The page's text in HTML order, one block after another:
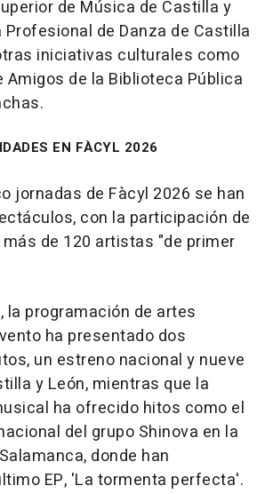
de Música de Castilla y
Profesional de Danza de Castilla
iniciativas culturales como
Amigos de la Biblioteca Pública
EN FÀCYL 2026
jornadas de Fàcyl 2026 se han
con la participación de
de 120 artistas "de primer
la programación de artes
ha presentado dos
un estreno nacional y nueve
y León, mientras que la
ha ofrecido hitos como el
del grupo Shinova en la
donde han
EP, 'La tormenta perfecta'.